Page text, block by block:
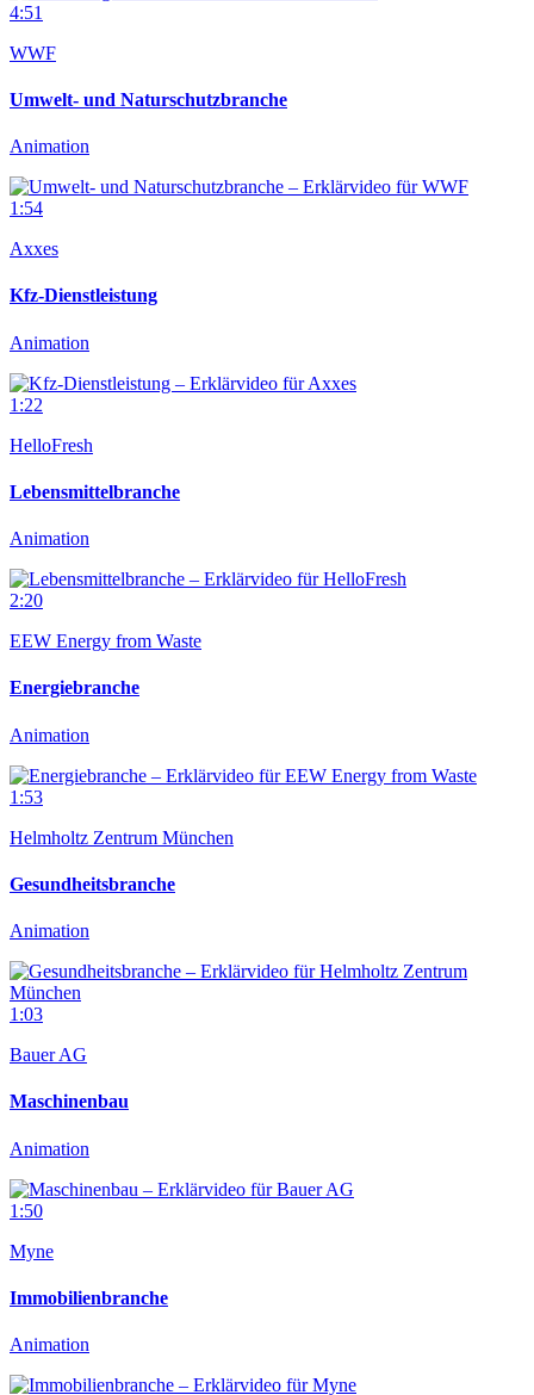
4:51
WWF
Umwelt- und Naturschutzbranche
Animation
1:54
Axxes
Kfz-Dienstleistung
Animation
1:22
HelloFresh
Lebensmittelbranche
Animation
2:20
EEW Energy from Waste
Energiebranche
Animation
1:53
Helmholtz Zentrum München
Gesundheitsbranche
Animation
1:03
Bauer AG
Maschinenbau
Animation
1:50
Myne
Immobilienbranche
Animation